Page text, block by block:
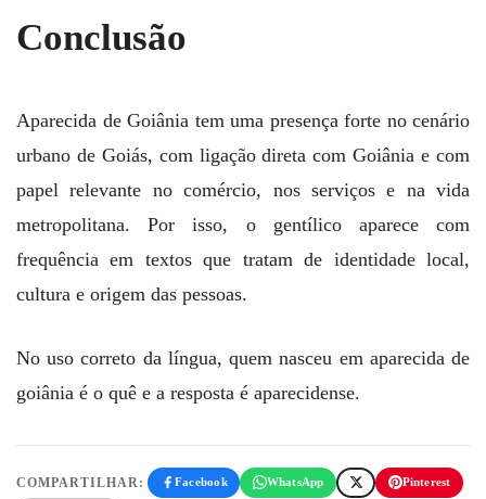
Conclusão
Aparecida de Goiânia tem uma presença forte no cenário
urbano de Goiás, com ligação direta com Goiânia e com
papel relevante no comércio, nos serviços e na vida
metropolitana. Por isso, o gentílico aparece com
frequência em textos que tratam de identidade local,
cultura e origem das pessoas.
No uso correto da língua, quem nasceu em aparecida de
goiânia é o quê e a resposta é aparecidense.
COMPARTILHAR: Facebook WhatsApp Pinterest